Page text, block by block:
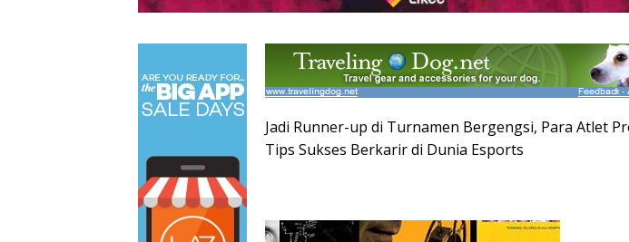
Jadi Runner-up di Turnamen Bergengsi, Para Atlet
Tips Sukses Berkarir di Dunia Esports